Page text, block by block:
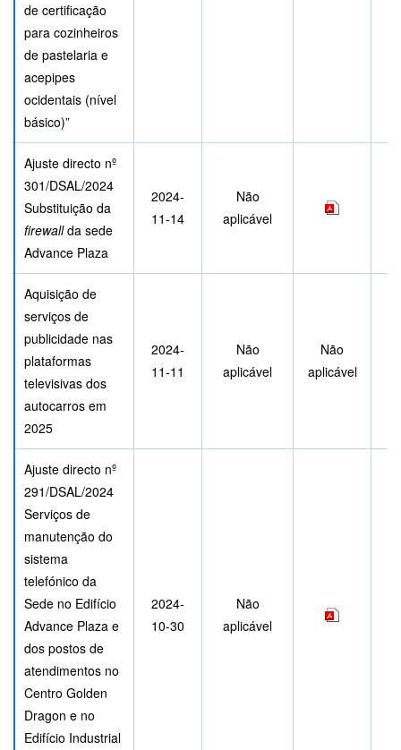
de certificação
para cozinheiros
de pastelaria e
acepipes
ocidentais (nível
básico)”
Ajuste directo nº
301/DSAL/2024
Substituição da
firewallda sede
Advance Plaza
2024-
11-14
Não
aplicável
Aquisição de
serviços de
publicidade nas
plataformas
televisivas dos
autocarros em
2025
2024-
11-11
Não
aplicável
Não
aplicável
Ajuste directo nº
291/DSAL/2024
Serviços de
manutenção do
sistema
telefónico da
Sede no Edifício
Advance Plaza e
dos postos de
atendimentos no
Centro Golden
Dragon e no
Edifício Industrial
2024-
10-30
Não
aplicável